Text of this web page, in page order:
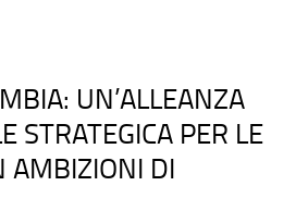
UN’ALLEANZA
STRATEGICA PER LE
AMBIZIONI DI